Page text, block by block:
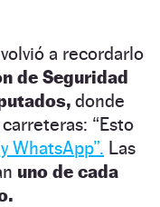
a recordarlo
de Seguridad
donde
“Esto
WhatsApp”. Las
uno de cada